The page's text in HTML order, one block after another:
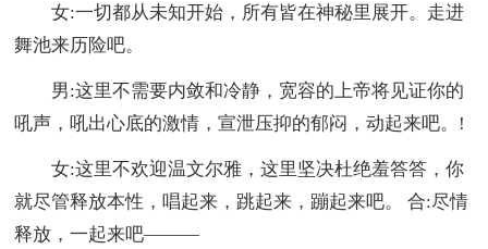
女:一切都从未知开始，所有皆在神秘里展开。走进
舞池来历险吧。
男:这里不需要内敛和冷静，宽容的上帝将见证你的
吼声，吼出心底的激情，宣泄压抑的郁闷，动起来吧。!
女:这里不欢迎温文尔雅，这里坚决杜绝羞答答，你
就尽管释放本性，唱起来，跳起来，蹦起来吧。 合:尽情
释放，一起来吧―――